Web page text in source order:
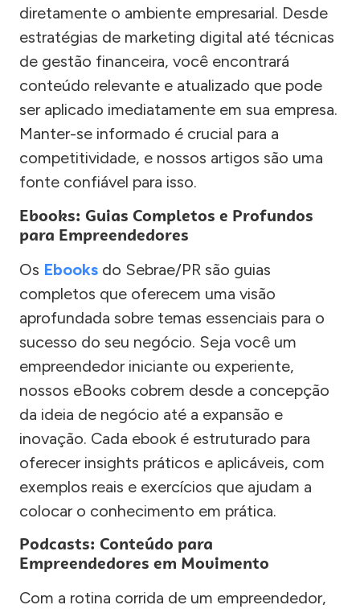
diretamente o ambiente empresarial. Desde
estratégias de marketing digital até técnicas
de gestão financeira, você encontrará
conteúdo relevante e atualizado que pode
ser aplicado imediatamente em sua empresa.
Manter-se informado é crucial para a
competitividade, e nossos artigos são uma
fonte confiável para isso.
Ebooks: Guias Completos e Profundos
para Empreendedores
Os Ebooks do Sebrae/PR são guias
completos que oferecem uma visão
aprofundada sobre temas essenciais para o
sucesso do seu negócio. Seja você um
empreendedor iniciante ou experiente,
nossos eBooks cobrem desde a concepção
da ideia de negócio até a expansão e
inovação. Cada ebook é estruturado para
oferecer insights práticos e aplicáveis, com
exemplos reais e exercícios que ajudam a
colocar o conhecimento em prática.
Podcasts: Conteúdo para
Empreendedores em Movimento
Com a rotina corrida de um empreendedor,